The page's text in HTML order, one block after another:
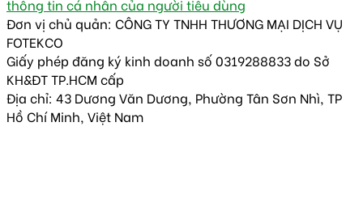
thông tin cá nhân của người tiêu dùng
Đơn vị chủ quản: CÔNG TY TNHH THƯƠNG MẠI DỊCH VỤ
FOTEKCO
Giấy phép đăng ký kinh doanh số 0319288833 do Sở
KH&ĐT TP.HCM cấp
Địa chỉ: 43 Dương Văn Dương, Phường Tân Sơn Nhì, TP
Hồ Chí Minh, Việt Nam